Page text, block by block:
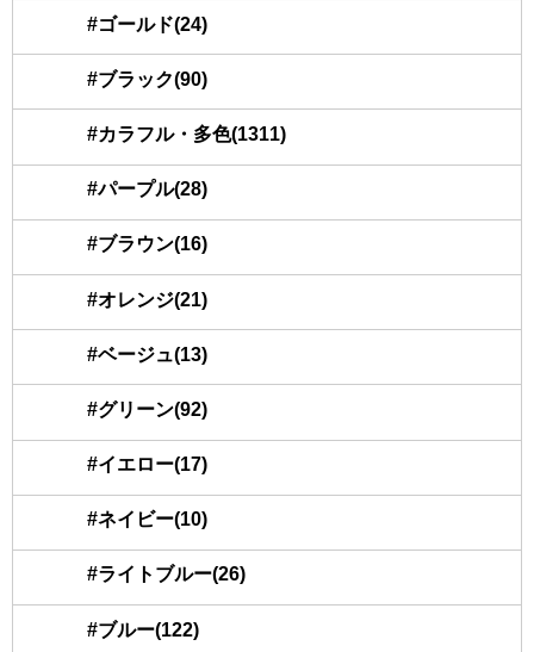
#ゴールド(24)
#ブラック(90)
#カラフル・多色(1311)
#パープル(28)
#ブラウン(16)
#オレンジ(21)
#ベージュ(13)
#グリーン(92)
#イエロー(17)
#ネイビー(10)
#ライトブルー(26)
#ブルー(122)